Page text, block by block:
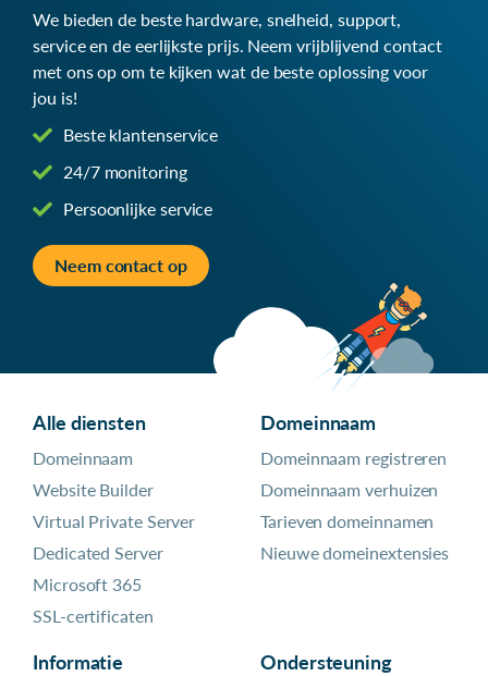
We bieden de beste hardware, snelheid, support,
service en de eerlijkste prijs. Neem vrijblijvend contact
met ons op om te kijken wat de beste oplossing voor
jou is!
Beste klantenservice
24/7 monitoring
Persoonlijke service
Neem contact op
Alle diensten
Domeinnaam
Website Builder
Virtual Private Server
Dedicated Server
Microsoft 365
SSL-certificaten
Domeinnaam
Domeinnaam registreren
Domeinnaam verhuizen
Tarieven domeinnamen
Nieuwe domeinextensies
Informatie Ondersteuning